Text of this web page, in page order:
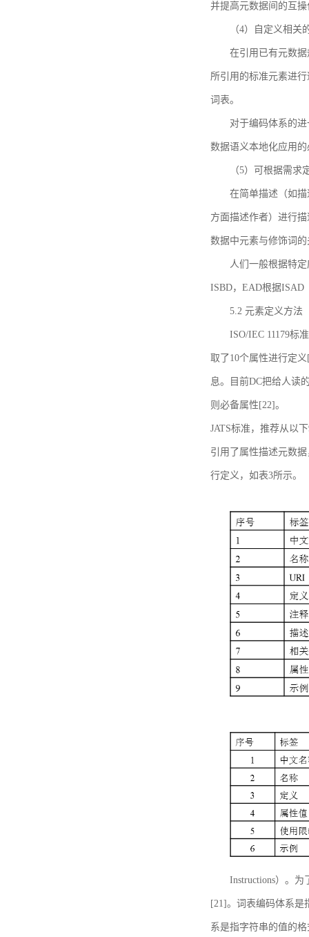
并提高元数据间的互
（4）自定义相关
在引用已有元数
所引用的标准元素进
词表。
对于编码体系的
数据语义本地化应用
（5）可根据需求
在简单描述（如
方面描述作者）进行
数据中元素与修饰词
人们一般根据特
ISBD，EAD根据ISAD
5.2 元素定义方法
ISO/IEC 11179标
取了10个属性进行定
息。目前DC把给人读
则必备属性[22]。
JATS标准，推荐从以
引用了属性描述元数
行定义，如表3所示。
Instructions）。
[21]。词表编码体系是
系是指字符串的值的